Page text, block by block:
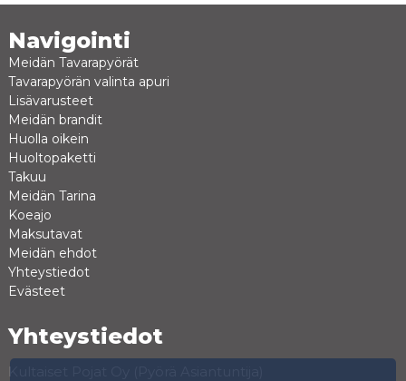
Navigointi
Meidän Tavarapyörät
Tavarapyörän valinta apuri
Lisävarusteet
Meidän brandit
Huolla oikein
Huoltopaketti
Takuu
Meidän Tarina
Koeajo
Maksutavat
Meidän ehdot
Yhteystiedot
Evästeet
Yhteystiedot